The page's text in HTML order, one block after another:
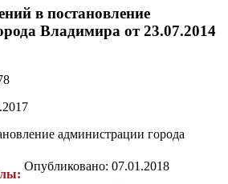
в постановление
Владимира от 23.07.2014
администрации города
Опубликовано: 07.01.2018